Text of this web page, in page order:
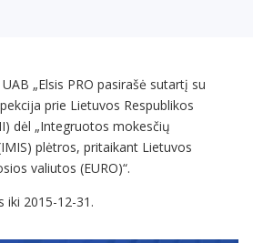
„Elsis PRO pasirašė sutartį su
prie Lietuvos Respublikos
dėl „Integruotos mokesčių
plėtros, pritaikant Lietuvos
valiutos (EURO)“.
iki 2015-12-31.